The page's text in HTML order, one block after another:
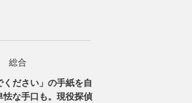
総合
ください」の手紙を自
怯な手口も。現役探偵